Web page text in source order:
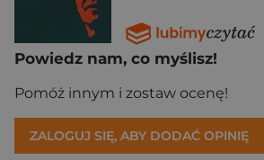
Powiedz nam, co myślisz!
Pomóż innym i zostaw ocenę!
ZALOGUJ SIĘ, ABY DODAĆ OPINIĘ